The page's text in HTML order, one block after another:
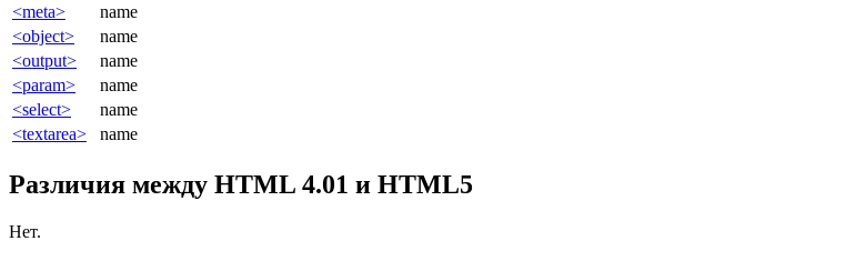
<meta>
name
<object>
name
<output>
name
<param>
name
<select>
name
<textarea>
name
Различия между HTML 4.01 и HTML5
Нет.